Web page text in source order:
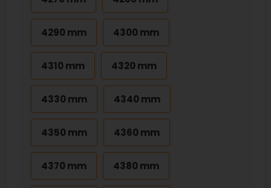
4290 mm 4300 mm
4310 mm 4320 mm
4330 mm 4340 mm
4350 mm 4360 mm
4370 mm 4380 mm